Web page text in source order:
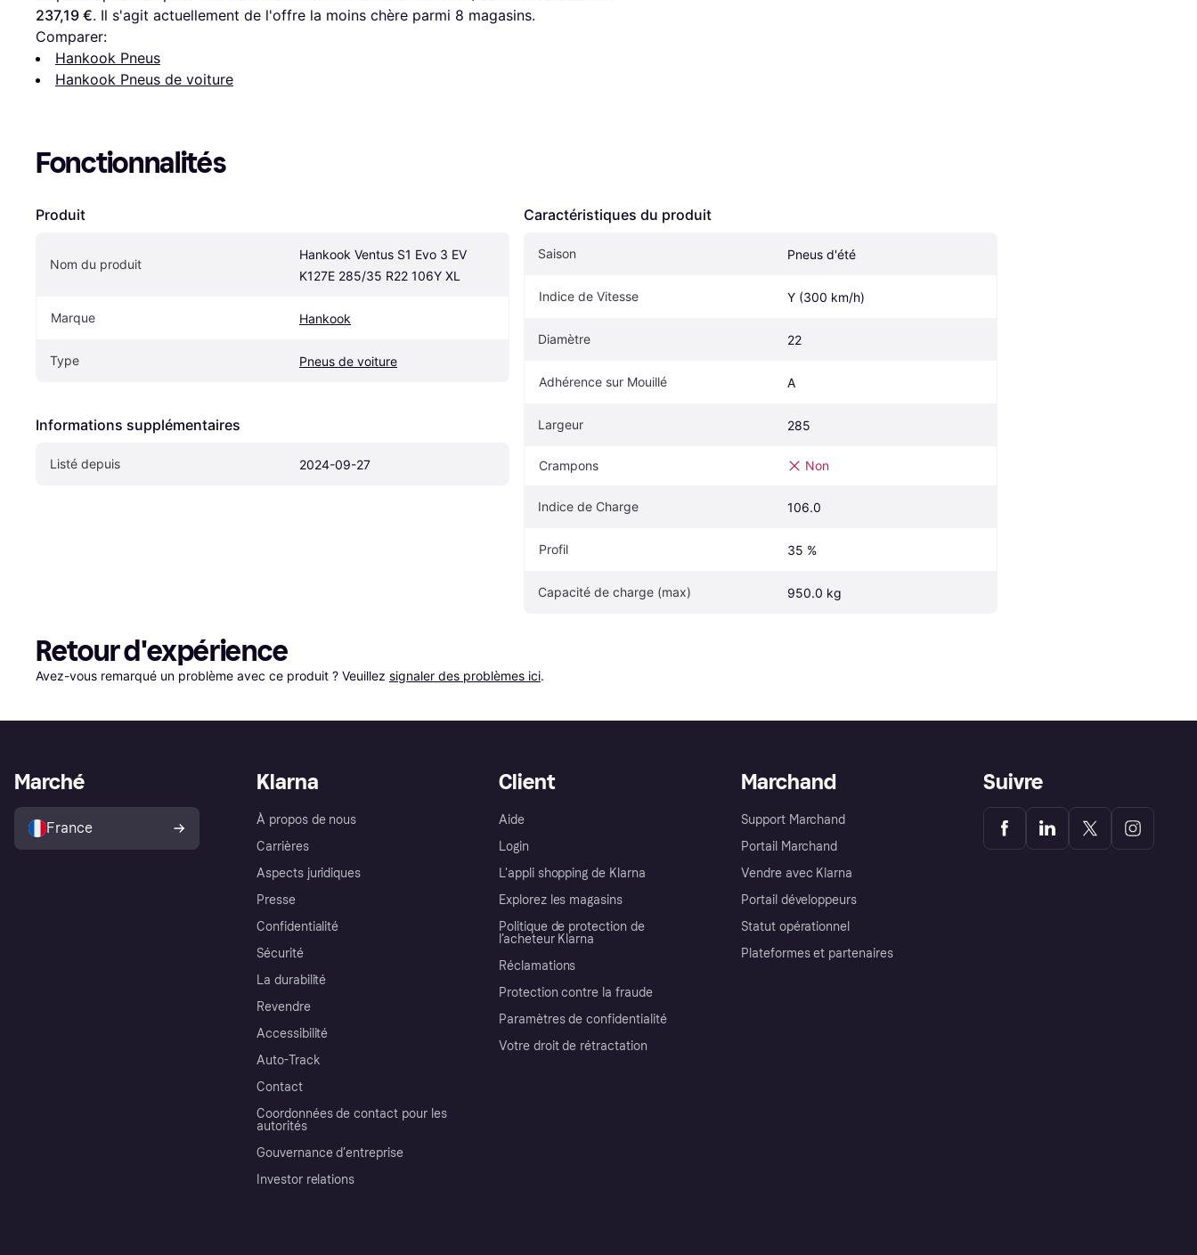
237,19 €. Il s'agit actuellement de l'offre la moins chère parmi 8 magasins.
Comparer:
Hankook Pneus
Hankook Pneus de voiture
Fonctionnalités
Produit
Nom du produit
Hankook Ventus S1 Evo 3 EV
K127E 285/35 R22 106Y XL
Marque Hankook
Type Pneus de voiture
Informations supplémentaires
Listé depuis 2024-09-27
Caractéristiques du produit
Saison Pneus d'été
Indice de Vitesse Y (300 km/h)
Diamètre 22
Adhérence sur Mouillé A
Largeur 285
Crampons Non
Indice de Charge 106.0
Profil 35 %
Capacité de charge (max) 950.0 kg
Retour d'expérience
Avez-vous remarqué un problème avec ce produit ? Veuillez signaler des problèmes ici.
Klarna
À propos de nous
Carrières
Aspects juridiques
Presse
Confidentialité
Sécurité
La durabilité
Revendre
Accessibilité
Auto-Track
Contact
Coordonnées de contact pour les
autorités
Gouvernance d’entreprise
Investor relations
Client
Aide
Login
L'appli shopping de Klarna
Explorez les magasins
Politique de protection de
l’acheteur Klarna
Réclamations
Protection contre la fraude
Paramètres de confidentialité
Votre droit de rétractation
Marchand
Support Marchand
Portail Marchand
Vendre avec Klarna
Portail développeurs
Statut opérationnel
Plateformes et partenaires
Marché
France
Suivre